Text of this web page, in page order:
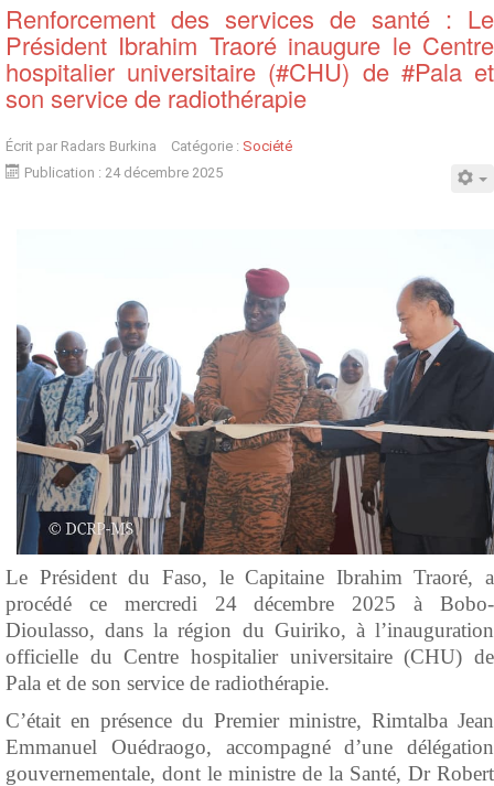
Renforcement des services de santé : Le
Président Ibrahim Traoré inaugure le Centre
hospitalier universitaire (#CHU) de #Pala et
son service de radiothérapie
Écrit par Radars Burkina Catégorie : Société
Publication : 24 décembre 2025
Le Président du Faso, le Capitaine Ibrahim Traoré, a
procédé ce mercredi 24 décembre 2025 à Bobo-
Dioulasso, dans la région du Guiriko, à l’inauguration
officielle du Centre hospitalier universitaire (CHU) de
Pala et de son service de radiothérapie.
C’était en présence du Premier ministre, Rimtalba Jean
Emmanuel Ouédraogo, accompagné d’une délégation
gouvernementale, dont le ministre de la Santé, Dr Robert